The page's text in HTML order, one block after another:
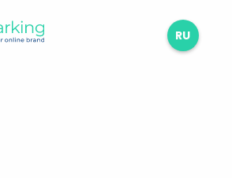
RU